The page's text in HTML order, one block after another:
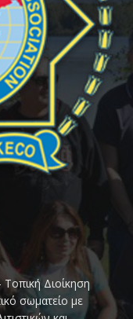
Διοίκηση
σωματείο με